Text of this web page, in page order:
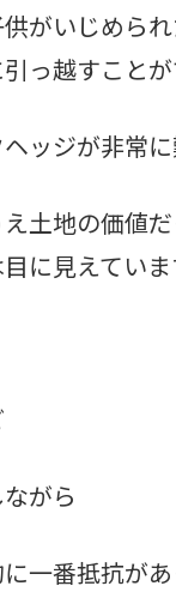
がいじめら
っ越すことが
ッジが非常に
土地の価値
に見えていま
がら
一番抵抗が